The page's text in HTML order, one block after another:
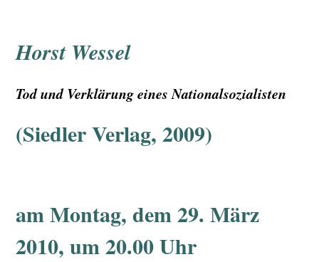
Horst Wessel
Tod und Verklärung eines Nationalsozialisten
(Siedler Verlag, 2009)
am Montag, dem 29. März
2010, um 20.00 Uhr